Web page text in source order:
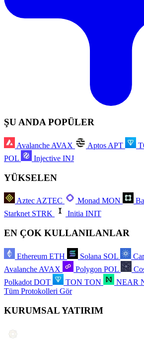
ŞU ANDA POPÜLER
Avalanche AVAX Aptos APT
POL
Injective INJ
YÜKSELEN
AztecAZTEC Monad MON
Starknet STRK Initia INIT
EN ÇOK KULLANILANLAR
Ethereum ETH Solana SOL
Avalanche AVAX Polygon POL
Polkadot DOT TON TON NEAR
Tüm Protokolleri Gör
KURUMSAL YATIRIM